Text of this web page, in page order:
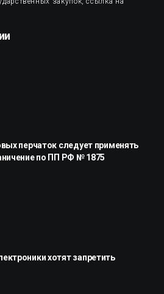
перчаток следует применять
по ПП РФ № 1875
хотят запретить